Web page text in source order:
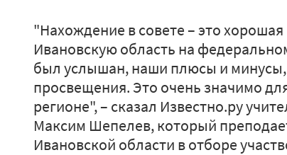
"Нахождение в совете – это
Ивановскую область на
был услышан, наши плюсы и минусы,
просвещения. Это очень значимо
регионе", – сказал Известно.ру
Максим Шепелев, который
Ивановской области в отборе